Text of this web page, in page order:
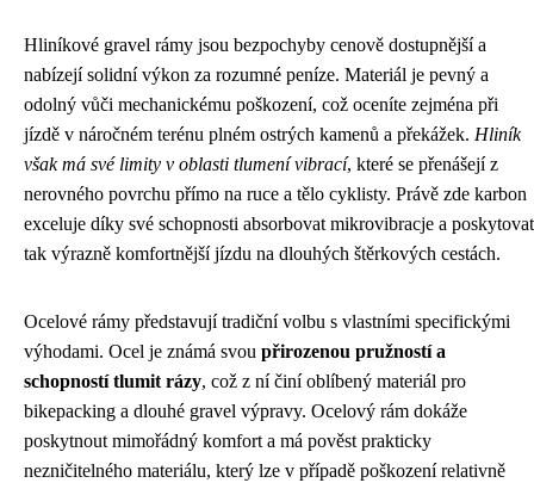
Hliníkové gravel rámy jsou bezpochyby cenově dostupnější a
nabízejí solidní výkon za rozumné peníze. Materiál je pevný a
odolný vůči mechanickému poškození, což oceníte zejména při
jízdě v náročném terénu plném ostrých kamenů a překážek. Hliník
však má své limity v oblasti tlumení vibrací, které se přenášejí z
nerovného povrchu přímo na ruce a tělo cyklisty. Právě zde karbon
exceluje díky své schopnosti absorbovat mikrovibracje a poskytovat
tak výrazně komfortnější jízdu na dlouhých štěrkových cestách.
Ocelové rámy představují tradiční volbu s vlastními specifickými
výhodami. Ocel je známá svou přirozenou pružností a
schopností tlumit rázy, což z ní činí oblíbený materiál pro
bikepacking a dlouhé gravel výpravy. Ocelový rám dokáže
poskytnout mimořádný komfort a má pověst prakticky
nezničitelného materiálu, který lze v případě poškození relativně